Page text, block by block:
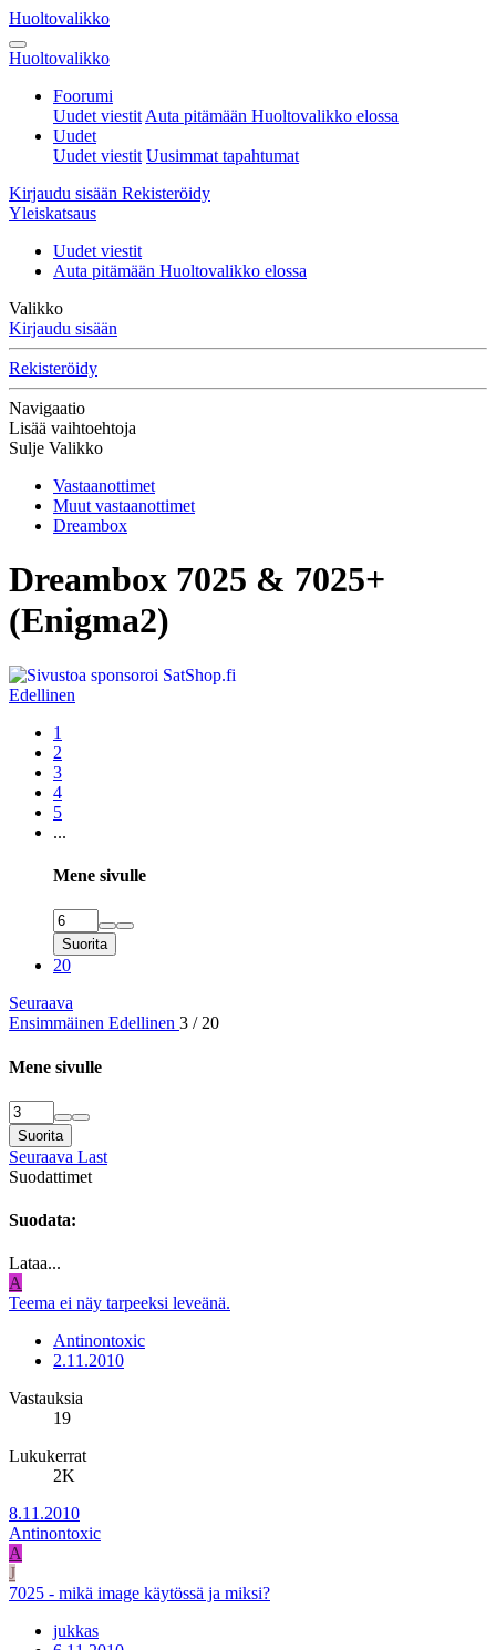
Huoltovalikko
Huoltovalikko
Foorumi
Uudet viestit Auta pitämään Huoltovalikko elossa
Uudet
Uudet viestit Uusimmat tapahtumat
Kirjaudu sisään Rekisteröidy
Yleiskatsaus
Uudet viestit
Auta pitämään Huoltovalikko elossa
Valikko
Kirjaudu sisään
Rekisteröidy
Navigaatio
Lisää vaihtoehtoja
Sulje Valikko
Vastaanottimet
Muut vastaanottimet
Dreambox
Dreambox 7025 & 7025+
(Enigma2)
Edellinen
1
2
3
4
5
...
Mene sivulle
Suorita
20
Seuraava
Ensimmäinen Edellinen 3 / 20
Mene sivulle
Suorita
Seuraava Last
Suodattimet
Suodata:
Lataa...
A
Teema ei näy tarpeeksi leveänä.
Antinontoxic
2.11.2010
Vastauksia
19
Lukukerrat
2K
8.11.2010
Antinontoxic
A
J
7025 - mikä image käytössä ja miksi?
jukkas